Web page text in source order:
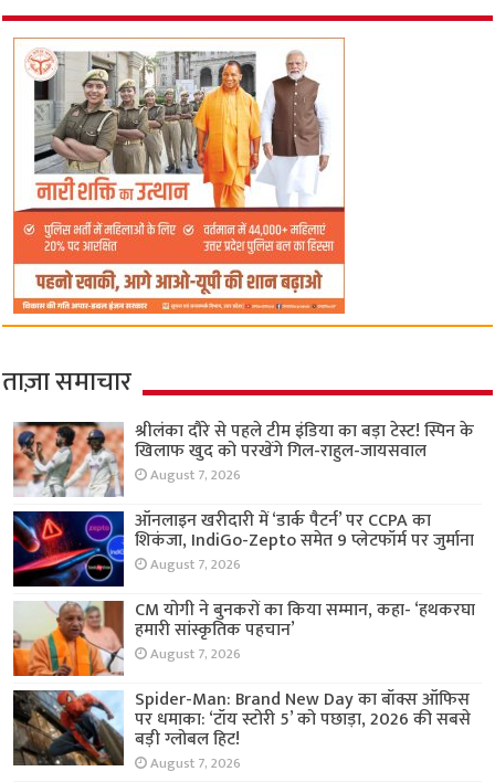
ताज़ा समाचार
श्रीलंका दौरे से पहले टीम इंडिया का बड़ा टेस्ट! स्पिन के
खिलाफ खुद को परखेंगे गिल-राहुल-जायसवाल
August 7, 2026
ऑनलाइन खरीदारी में ‘डार्क पैटर्न’ पर CCPA का
शिकंजा, IndiGo-Zepto समेत 9 प्लेटफॉर्म पर जुर्माना
August 7, 2026
CM योगी ने बुनकरों का किया सम्मान, कहा- ‘हथकरघा
हमारी सांस्कृतिक पहचान’
August 7, 2026
Spider-Man: Brand New Day का बॉक्स ऑफिस
पर धमाका: ‘टॉय स्टोरी 5’ को पछाड़ा, 2026 की सबसे
बड़ी ग्लोबल हिट!
August 7, 2026